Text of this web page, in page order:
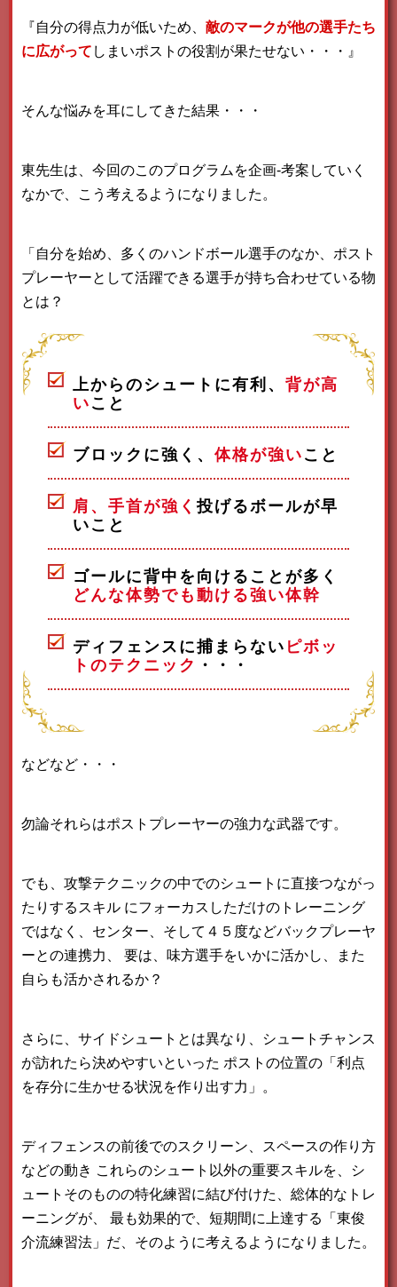
『自分の得点力が低いため、 敵のマークが他の選手たち
に広がって しまいポストの役割が果たせない・・・』
そんな悩みを耳にしてきた結果・・・
東先生は、今回のこのプログラムを企画-考案していく
なかで、こう考えるようになりました。
「自分を始め、多くのハンドボール選手のなか、ポスト
プレーヤーとして活躍できる選手が持ち合わせている物
とは？
上からのシュートに有利、 背が高
い こと
ブロックに強く、 体格が強い こと
肩、手首が強く投げるボールが早
いこと
ゴールに背中を向けることが多く
どんな体勢でも動ける強い体幹
ディフェンスに捕まらない ピボッ
トのテクニック ・・・
などなど・・・
勿論それらはポストプレーヤーの強力な武器です。
でも、攻撃テクニックの中でのシュートに直接つながっ
たりするスキル にフォーカスしただけのトレーニング
ではなく、センター、そして４５度などバックプレーヤ
ーとの連携力、
要は、味方選手をいかに活かし、また
自らも活かされるか？
さらに、サイドシュートとは異なり、シュートチャンス
が訪れたら決めやすいといった ポストの位置の「利点
を存分に生かせる状況を作り出す力」。
ディフェンスの前後でのスクリーン、スペースの作り方
などの動き これらのシュート以外の重要スキルを、シ
ュートそのものの特化練習に結び付けた、総体的なトレ
ーニングが、
最も効果的で、短期間に上達する「東俊
介流練習法」だ、そのように考えるようになりました。